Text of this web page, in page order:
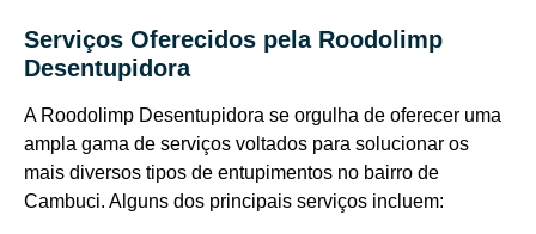
Serviços Oferecidos pela Roodolimp
Desentupidora
A Roodolimp Desentupidora se orgulha de oferecer uma
ampla gama de serviços voltados para solucionar os
mais diversos tipos de entupimentos no bairro de
Cambuci. Alguns dos principais serviços incluem: